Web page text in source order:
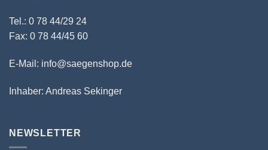
Tel.: 0 78 44/29 24
Fax: 0 78 44/45 60
E-Mail: info@saegenshop.de
Inhaber: Andreas Sekinger
NEWSLETTER